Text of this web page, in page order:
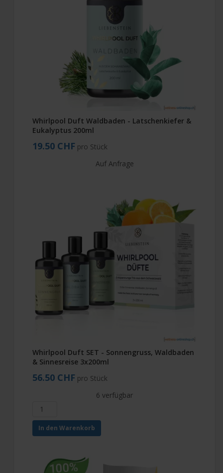
Whirlpool Duft Waldbaden - Latschenkiefer &
Eukalyptus 200ml
19.50 CHF pro Stück
Auf Anfrage
Whirlpool Duft SET - Sonnengruss, Waldbaden
& Sinnesreise 3x200ml
56.50 CHF pro Stück
6 verfügbar
In den Warenkorb